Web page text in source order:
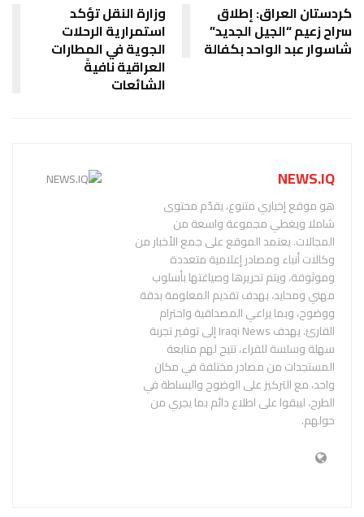
وزارة النقل تؤكد
استمرارية الرحلات
الجوية في المطارات
العراقية نافيةً
الشائعات
كردستان العراق: إطلاق
سراح زعيم “الجيل الجديد”
شاسوار عبد الواحد بكفالة
NEWS.IQ
هو موقع إخباري متنوع، يقدّم محتوى
شاملا ويغطي مجموعة واسعة من
المجالات. يعتمد الموقع على جمع الأخبار من
وكالات أنباء ومصادر إعلامية متعددة
وموثوقة، ويتم تحريرها وصياغتها بأسلوب
مهني ومحايد، بهدف تقديم المعلومة بدقة
ووضوح، وبما يراعي المصداقية واحترام
القارئ. يهدف Iraqi News إلى توفير تجربة
سهلة وسلسة للقراء، تتيح لهم متابعة
المستجدات من مصادر مختلفة في مكان
واحد، مع التركيز على الوضوح والبساطة في
الطرح، ليبقوا على اطلاع دائم بما يجري من
حولهم.